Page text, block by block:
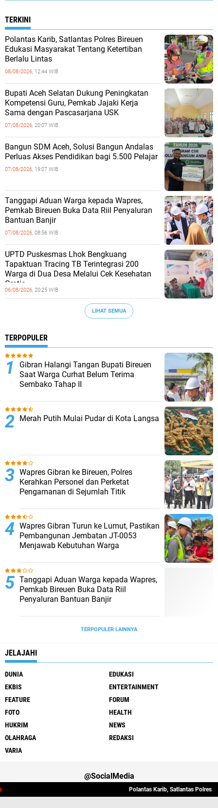
TERKINI
Polantas Karib, Satlantas Polres Bireuen
Edukasi Masyarakat Tentang Ketertiban
Berlalu Lintas
08/08/2026, 12:44 WIB
Bupati Aceh Selatan Dukung Peningkatan
Kompetensi Guru, Pemkab Jajaki Kerja
Sama dengan Pascasarjana USK
07/08/2026, 20:07 WIB
‎Bangun SDM Aceh, Solusi Bangun Andalas
Perluas Akses Pendidikan bagi 5.500 Pelajar ‎
07/08/2026, 19:07 WIB
Tanggapi Aduan Warga kepada Wapres,
Pemkab Bireuen Buka Data Riil Penyaluran
Bantuan Banjir
07/08/2026, 08:56 WIB
UPTD Puskesmas Lhok Bengkuang
Tapaktuan ‎Tracing TB Terintegrasi 200
Warga di Dua Desa Melalui Cek Kesehatan
Gratis
06/08/2026, 20:25 WIB
LIHAT SEMUA
TERPOPULER
Gibran Halangi Tangan Bupati Bireuen
Saat Warga Curhat Belum Terima
Sembako Tahap II
Merah Putih Mulai Pudar di Kota Langsa
Wapres Gibran ke Bireuen, Polres
Kerahkan Personel dan Perketat
Pengamanan di Sejumlah Titik
Wapres Gibran Turun ke Lumut, Pastikan
Pembangunan Jembatan JT-0053
Menjawab Kebutuhan Warga
Tanggapi Aduan Warga kepada Wapres,
Pemkab Bireuen Buka Data Riil
Penyaluran Bantuan Banjir
TERPOPULER LAINNYA
JELAJAHI
DUNIA
EDUKASI
EKBIS
ENTERTAINMENT
FEATURE
FORUM
FOTO
HEALTH
HUKRIM
NEWS
OLAHRAGA
REDAKSI
VARIA
@SocialMedia
Polantas Karib, Satlantas Polres